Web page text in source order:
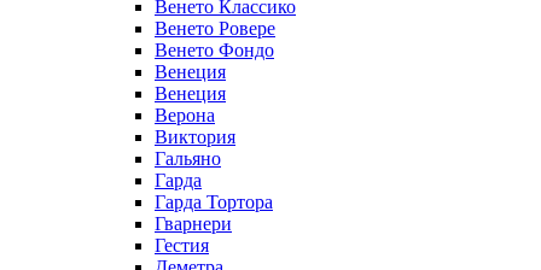
Венето Классико
Венето Ровере
Венето Фондо
Венеция
Венеция
Верона
Виктория
Гальяно
Гарда
Гарда Тортора
Гварнери
Гестия